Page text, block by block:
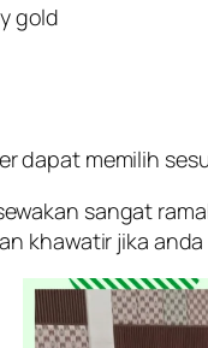
gold
dapat memilih
sangat
khawatir jika